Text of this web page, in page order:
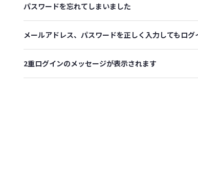
パスワードを忘れてしまいました
メールアドレス、パスワードを正しく入力してもログ
2重ログインのメッセージが表示されます